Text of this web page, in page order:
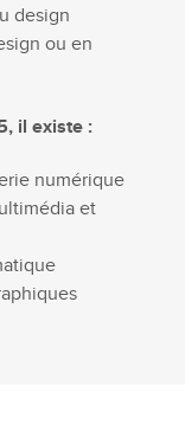
design
ou en
il existe :
numérique
et